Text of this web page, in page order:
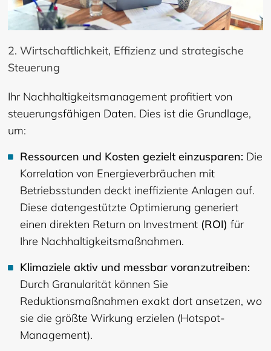
2. Wirtschaftlichkeit, Effizienz und strategische
Steuerung
Ihr Nachhaltigkeitsmanagement profitiert von
steuerungsfähigen Daten. Dies ist die Grundlage,
um:
Ressourcen und Kosten gezielt einzusparen: Die
Korrelation von Energieverbräuchen mit
Betriebsstunden deckt ineffiziente Anlagen auf.
Diese datengestützte Optimierung generiert
einen direkten Return on Investment (ROI) für
Ihre Nachhaltigkeitsmaßnahmen.
Klimaziele aktiv und messbar voranzutreiben:
Durch Granularität können Sie
Reduktionsmaßnahmen exakt dort ansetzen, wo
sie die größte Wirkung erzielen (Hotspot-
Management).